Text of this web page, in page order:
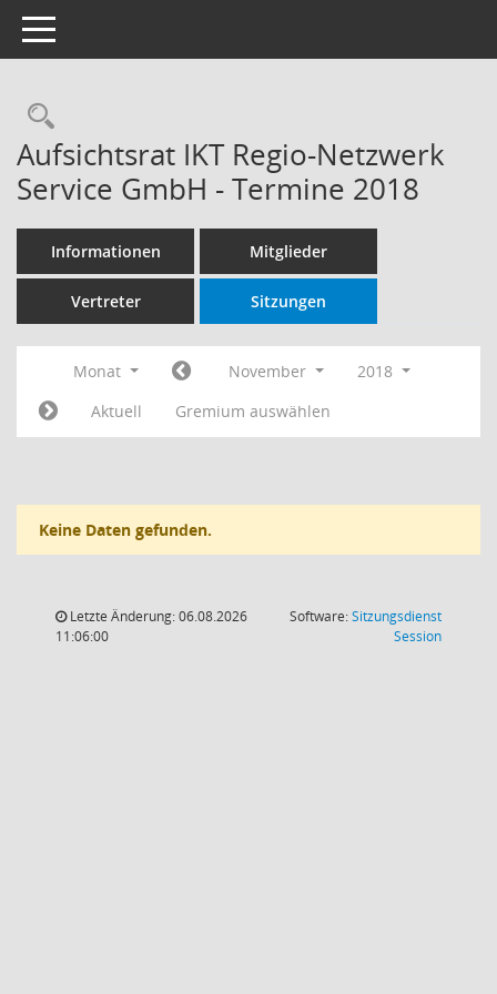
Toggle navigation
Rechercheauswahl
Aufsichtsrat IKT Regio-Netzwerk
Service GmbH - Termine 2018
Informationen Mitglieder
Vertreter Sitzungen
Monat November
2018
Aktuell
Gremium auswählen
Keine Daten gefunden.
Letzte Änderung: 06.08.2026
11:06:00
Software:Sitzungsdienst
Session(Wird in